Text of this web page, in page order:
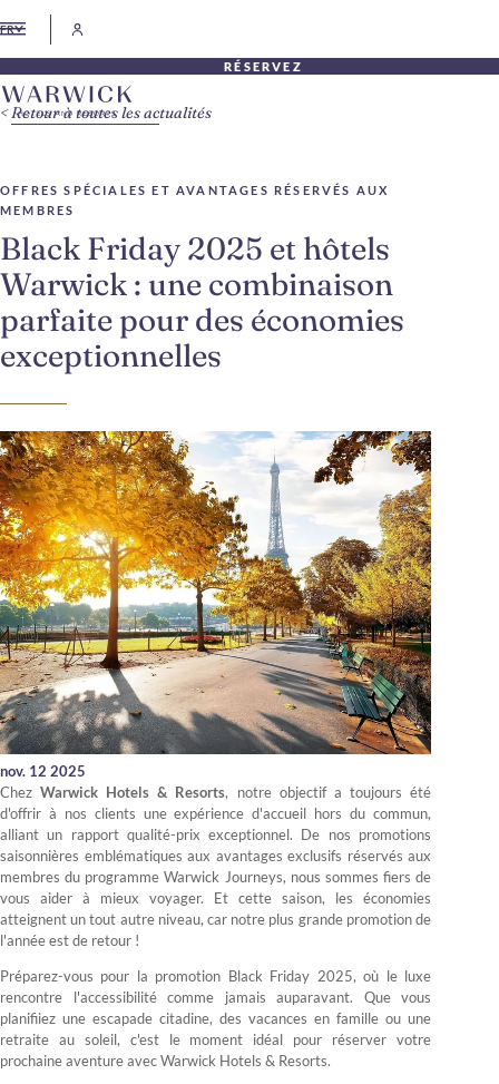
FR
RÉSERVEZ
OFFRES SPÉCIALES ET AVANTAGES RÉSERVÉS AUX
MEMBRES
Black Friday 2025 et hôtels
Warwick : une combinaison
parfaite pour des économies
exceptionnelles
nov. 12 2025
ChezWarwick Hotels & Resorts, notre objectif a toujours été
d'offrir à nos clients une expérience d'accueil hors du commun,
alliant un rapport qualité-prix exceptionnel. De nos promotions
saisonnières emblématiques aux avantages exclusifs réservés aux
membres du programme Warwick Journeys, nous sommes fiers de
vous aider à mieux voyager. Et cette saison, les économies
atteignent un tout autre niveau, car notre plus grande promotion de
l'année est de retour !
Préparez-vous pour la promotion Black Friday 2025, où le luxe
rencontre l'accessibilité comme jamais auparavant. Que vous
planifiiez une escapade citadine, des vacances en famille ou une
retraite au soleil, c'est le moment idéal pour réserver votre
prochaine aventure avec Warwick Hotels & Resorts.
Retour à toutes les actualités